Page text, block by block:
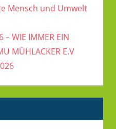
Mensch und Umwelt
– WIE IMMER EIN
MÜHLACKER E.V